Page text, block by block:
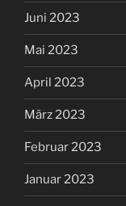
Juni 2023
Mai 2023
April 2023
März 2023
Februar 2023
Januar 2023